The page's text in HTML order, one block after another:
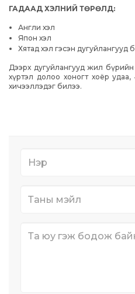
ГАДААД ХЭЛНИЙ ТӨРӨЛД:
Англи хэл
Япон хэл
Хятад хэл гэсэн дугуйлангууд
Дээрх дугуйлангууд жил бүрийн
хүртэл долоо хоногт хоёр
хичээллэдэг билээ.